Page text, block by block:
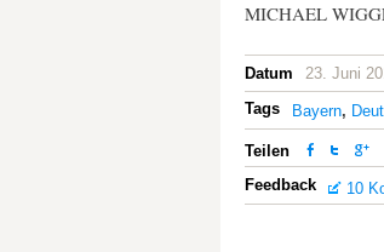
MICHAEL
Datum
23. Juni
Tags
Bayern,
Teilen
Feedback
10